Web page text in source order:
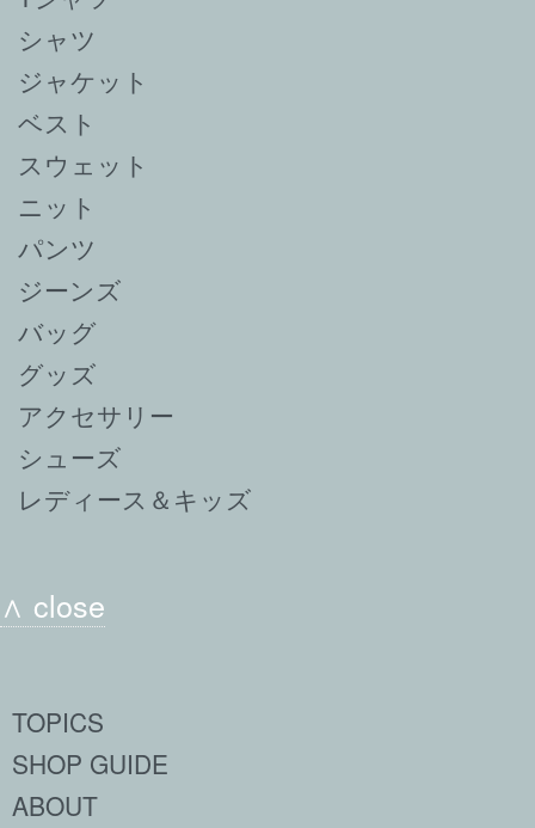
シャツ
ジャケット
ベスト
スウェット
ニット
パンツ
ジーンズ
バッグ
グッズ
アクセサリー
シューズ
レディース＆キッズ
∧ close
TOPICS
SHOP GUIDE
ABOUT